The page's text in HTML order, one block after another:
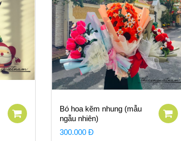
Bó hoa kẽm nhung (mẫu
ngẫu nhiên)
300.000 Đ